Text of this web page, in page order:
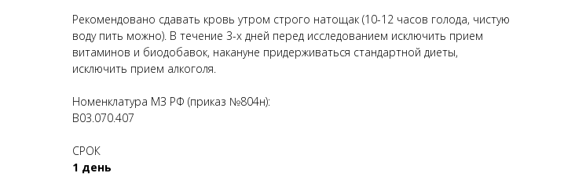
Рекомендовано сдавать кровь утром строго натощак (10-12 часов голода, чистую
воду пить можно). В течение 3-х дней перед исследованием исключить прием
витаминов и биодобавок, накануне придерживаться стандартной диеты,
исключить прием алкоголя.
Номенклатура МЗ РФ (приказ №804н):
B03.070.407
СРОК
1 день